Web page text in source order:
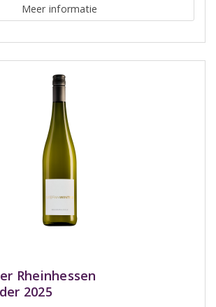
Meer informatie
Rheinhessen
2025